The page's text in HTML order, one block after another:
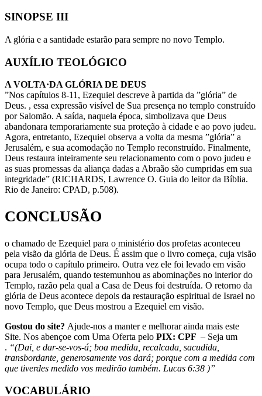
SINOPSE III
A glória e a santidade estarão para sempre no novo Templo.
AUXÍLIO TEOLÓGICO
A VOLTA·DA GLÓRIA DE DEUS
”Nos capítulos 8-11, Ezequiel descreve à partida da ”glória” de
Deus. , essa expressão visível de Sua presença no templo construído
por Salomão. A saída, naquela época, simbolizava que Deus
abandonara temporariamente sua proteção à cidade e ao povo judeu.
Agora, entretanto, Ezequiel observa a volta da mesma ”glória” a
Jerusalém, e sua acomodação no Templo reconstruído. Finalmente,
Deus restaura inteiramente seu relacionamento com o povo judeu e
as suas promessas da aliança dadas a Abraão são cumpridas em sua
integridade” (RICHARDS, Lawrence O. Guia do leitor da Bíblia.
Rio de Janeiro: CPAD, p.508).
CONCLUSÃO
o chamado de Ezequiel para o ministério dos profetas aconteceu
pela visão da glória de Deus. É assim que o livro começa, cuja visão
ocupa todo o capítulo primeiro. Outra vez ele foi le­vado em visão
para Jerusalém, quando testemunhou as abominações no interior do
Templo, razão pela qual a Casa de Deus foi destruída. O retorno da
glória de Deus acontece depois da restauração espiritual de Israel no
novo Templo, que Deus mostrou a Ezequiel em visão.
Gostou do site? Ajude-nos a manter e melhorar ainda mais este
Site. Nos abençoe com Uma Oferta pelo PIX: CPF – Seja um
. “(Dai, e dar-se-vos-á; boa medida, recalcada, sacudida,
transbordante, generosamente vos dará; porque com a medida com
que tiverdes medido vos medirão também. Lucas 6:38 )”
VOCABULÁRIO